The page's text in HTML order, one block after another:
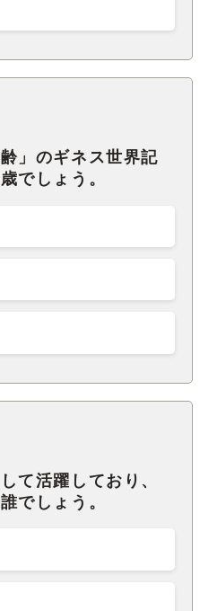
」のギネス世界記
でしょう。
て活躍しており、
でしょう。